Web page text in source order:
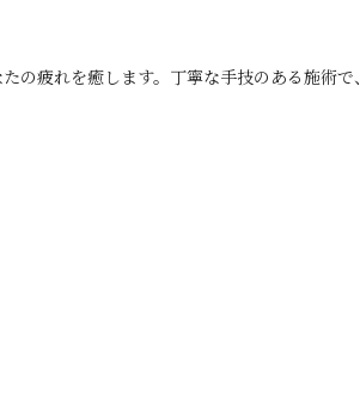
疲れを癒します。丁寧な手技のある施術で、